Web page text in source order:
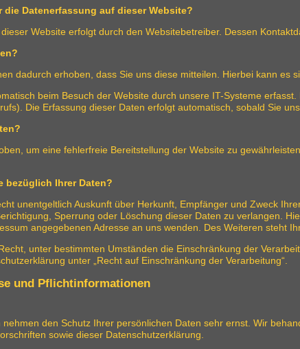
Datenerfassung auf dieser Website?
Website erfolgt durch den Websitebetreiber. Dessen
dadurch erhoben, dass Sie uns diese mitteilen. Hierbei kann es
beim Besuch der Website durch unsere IT-Systeme
Die Erfassung dieser Daten erfolgt automatisch, sobald Sie
um eine fehlerfreie Bereitstellung der Website zu
bezüglich Ihrer Daten?
unentgeltlich Auskunft über Herkunft, Empfänger und Zweck
Sperrung oder Löschung dieser Daten zu verlangen.
angegebenen Adresse an uns wenden. Des Weiteren steht
unter bestimmten Umständen die Einschränkung der
unter „Recht auf Einschränkung der Verarbeitung“.
und Pflichtinformationen
nehmen den Schutz Ihrer persönlichen Daten sehr ernst. Wir
sowie dieser Datenschutzerklärung.